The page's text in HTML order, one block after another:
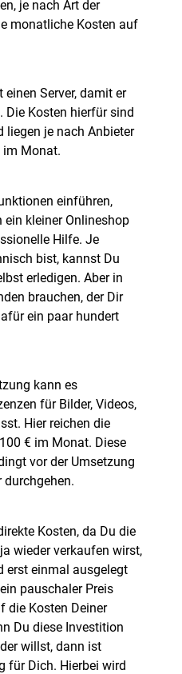
je nach Art der
monatliche Kosten auf
Server, damit er
Die Kosten hierfür sind
liegen je nach Anbieter
im Monat.
einführen,
kleiner Onlineshop
Hilfe. Je
bist, kannst Du
erledigen. Aber in
brauchen, der Dir
ein paar hundert
kann es
für Bilder, Videos,
Hier reichen die
€ im Monat. Diese
vor der Umsetzung
Kosten, da Du die
wieder verkaufen wirst,
erst einmal ausgelegt
pauschaler Preis
die Kosten Deiner
Du diese Investition
willst, dann ist
für Dich. Hierbei wird